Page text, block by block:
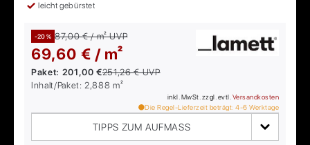
leicht gebürstet
-20 % 87,00 € / m²UVP
69,60 € / m²
Paket: 201,00 €251,26 €UVP
Inhalt/Paket:2,888 m²
inkl. MwSt. zzgl. evtl. Versandkosten
Die Regel-Lieferzeit beträgt: 4-6 Werktage
TIPPS ZUM AUFMASS